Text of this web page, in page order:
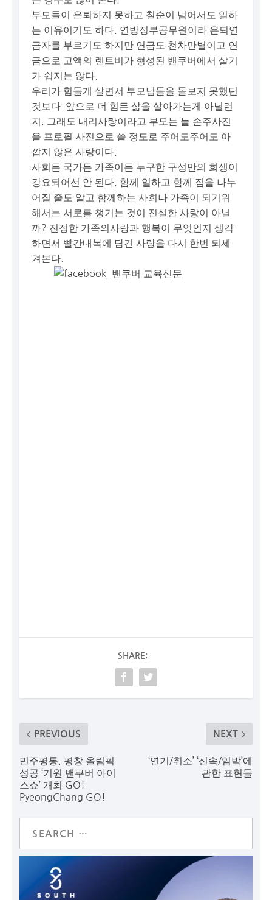
부모들이 은퇴하지 못하고 칠순이 넘어서도 일하
는 이유이기도 하다. 연방정부공무원이라 은퇴연
금자를 부르기도 하지만 연금도 천차만별이고 연
금으로 고액의 렌트비가 형성된 밴쿠버에서 살기
가 쉽지는 않다.
우리가 힘들게 살면서 부모님들을 돌보지 못했던
것보다 앞으로 더 힘든 삶을 살아가는게 아닐런
지. 그래도 내리사랑이라고 부모는 늘 손주사진
을 프로필 사진으로 쓸 정도로 주어도주어도 아
깝지 않은 사랑이다.
사회든 국가든 가족이든 누구한 구성만의 희생이
강요되어선 안 된다. 함께 일하고 함께 짐을 나누
어질 줄도 알고 함께하는 사회나 가족이 되기위
해서는 서로를 챙기는 것이 진실한 사랑이 아닐
까? 진정한 가족의사랑과 행복이 무엇인지 생각
하면서 빨간내복에 담긴 사랑을 다시 한번 되세
겨본다.
SHARE:
PREVIOUS
민주평통, 평창 올림픽
성공 ‘기원 밴쿠버 아이
스쇼’ 개최 GO!
PyeongChang GO!
NEXT
‘연기/취소’ ‘신속/임박’에
관한 표현들